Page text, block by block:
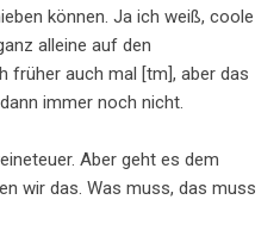
können. Ja ich weiß, coole
alleine auf den
früher auch mal [tm], aber das
immer noch nicht.
Aber geht es dem
wir das. Was muss, das muss